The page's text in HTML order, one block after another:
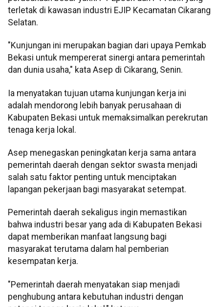
terletak di kawasan industri EJIP Kecamatan Cikarang
Selatan.
"Kunjungan ini merupakan bagian dari upaya Pemkab
Bekasi untuk mempererat sinergi antara pemerintah
dan dunia usaha," kata Asep di Cikarang, Senin.
Ia menyatakan tujuan utama kunjungan kerja ini
adalah mendorong lebih banyak perusahaan di
Kabupaten Bekasi untuk memaksimalkan perekrutan
tenaga kerja lokal.
Asep menegaskan peningkatan kerja sama antara
pemerintah daerah dengan sektor swasta menjadi
salah satu faktor penting untuk menciptakan
lapangan pekerjaan bagi masyarakat setempat.
Pemerintah daerah sekaligus ingin memastikan
bahwa industri besar yang ada di Kabupaten Bekasi
dapat memberikan manfaat langsung bagi
masyarakat terutama dalam hal pemberian
kesempatan kerja.
"Pemerintah daerah menyatakan siap menjadi
penghubung antara kebutuhan industri dengan